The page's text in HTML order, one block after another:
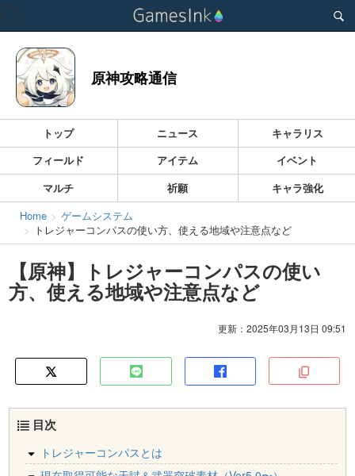
Toggle
原神攻略通信
トップ ニュース
キャラリス
フィールド
アイテム
イベント
マルチ
祈願
キャラ強化
Home
ゲームシステム
トレジャーコンパスの使い方、使える地域や注意点など
【原神】トレジャーコンパスの使い
方、使える地域や注意点など
更新：2025年03月13日 09:51
目次
トレジャーコンパスとは